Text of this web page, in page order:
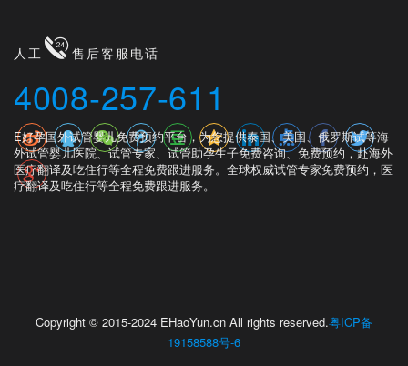
人工 售后客服电话
4008-257-611
E好孕国外试管婴儿免费预约平台，为您提供泰国、美国、俄罗斯试等海
外试管婴儿医院、试管专家、试管助孕生子免费咨询、免费预约，赴海外
医疗翻译及吃住行等全程免费跟进服务。全球权威试管专家免费预约，医
疗翻译及吃住行等全程免费跟进服务。
Copyright © 2015-2024 EHaoYun.cn All rights reserved.粤ICP备
19158588号-6